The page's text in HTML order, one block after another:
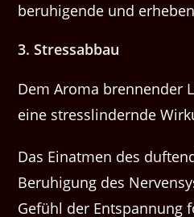
beruhigende und
3. Stressabbau
Dem Aroma brennender
eine stresslindernde
Das Einatmen des
Beruhigung des
Gefühl der Entspannung